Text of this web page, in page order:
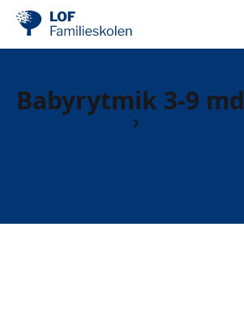
Babyrytmik 3-9